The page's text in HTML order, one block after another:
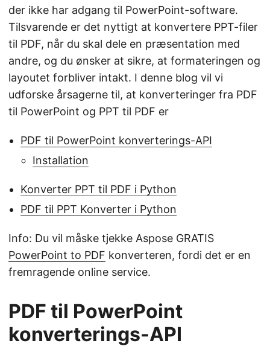
der ikke har adgang til PowerPoint-software.
Tilsvarende er det nyttigt at konvertere PPT-filer
til PDF, når du skal dele en præsentation med
andre, og du ønsker at sikre, at formateringen og
layoutet forbliver intakt. I denne blog vil vi
udforske årsagerne til, at konverteringer fra PDF
til PowerPoint og PPT til PDF er
PDF til PowerPoint konverterings-API
Installation
Konverter PPT til PDF i Python
PDF til PPT Konverter i Python
Info: Du vil måske tjekke Aspose GRATIS
PowerPoint to PDF konverteren, fordi det er en
fremragende online service.
PDF til PowerPoint
konverterings-API